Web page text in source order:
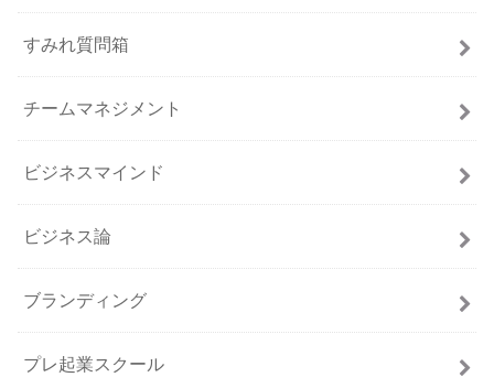
すみれ質問箱
チームマネジメント
ビジネスマインド
ビジネス論
ブランディング
プレ起業スクール